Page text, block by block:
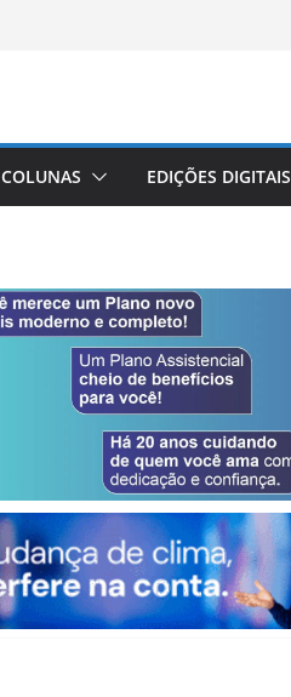
COLUNAS EDIÇÕES DIGITAIS